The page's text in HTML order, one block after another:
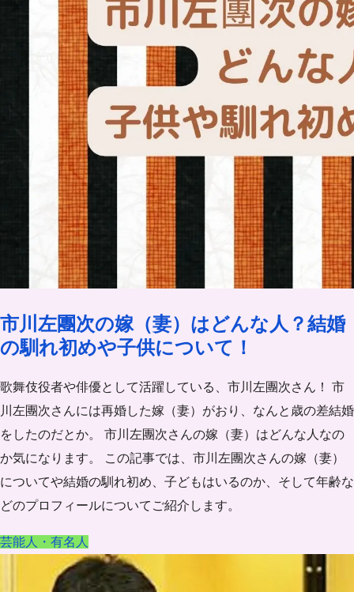
市川左團次の嫁（妻）はどんな人？結婚
の馴れ初めや子供について！
歌舞伎役者や俳優として活躍している、市川左團次さん！ 市
川左團次さんには再婚した嫁（妻）がおり、なんと歳の差結婚
をしたのだとか。 市川左團次さんの嫁（妻）はどんな人なの
か気になります。 この記事では、市川左團次さんの嫁（妻）
についてや結婚の馴れ初め、子どもはいるのか、そして年齢な
どのプロフィールについてご紹介します。
芸能人・有名人